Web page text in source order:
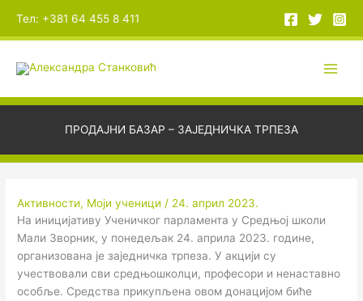
садржај
Тел: +381 64 455 8 411
ПРОДАЈНИ БАЗАР – ЗАЈЕДНИЧКА ТРПЕЗА
Активности, Моји ученици / 24. април 2023.
На иницијативу Ученичког парламента у Средњој школи
Мали Зворник, у понедељак 24. априла 2023. године,
организована је заједничка трпеза. У акцији су
учествовали сви средњошколци, професори и ненаставно
особље. Средства прикупљена овом донацијом биће
и
в